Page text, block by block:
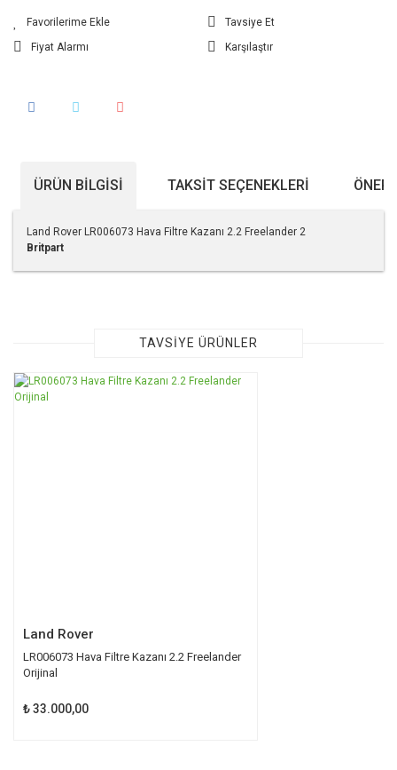
Tavsiye Et
Fiyat Alarmı
Karşılaştır
ÜRÜN BILGISI TAKSIT SEÇENEKLERI
Land Rover LR006073 Hava Filtre Kazanı 2.2 Freelander 2
Britpart
Görüş ve önerileriniz için teşekkür ederiz.
Ürün resmi kalitesiz, bozuk veya görüntülenemiyor.
TAVSİYE ÜRÜNLER
Land Rover
LR006073 Hava Filtre Kazanı 2.2 Freelander
Orijinal
₺ 33.000,00